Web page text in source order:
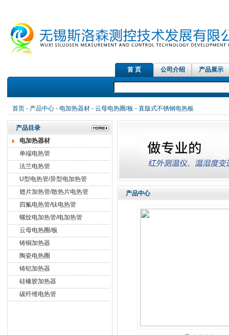
首 页 公司介绍 产品展示
首页- 产品中心- 电加热器材- 云母电热圈/板 - 直版式不锈钢电热板
产品目录
电加热器材
单端电热管
法兰电热管
U型电热管/异型电加热管
翅片加热管/散热片电热管
四氟电热管/钛电热管
螺纹电加热管/电加热管
云母电热圈/板
铸铜加热器
陶瓷电热圈
铸铝加热器
硅橡胶加热器
碳纤维电热管
产品中心